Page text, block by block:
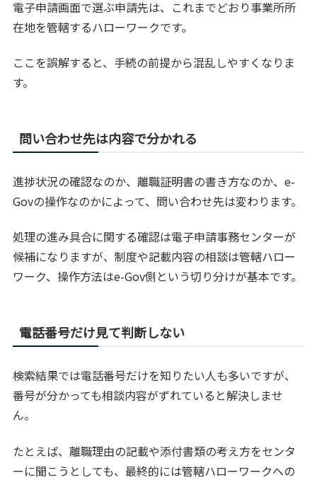
電子申請画面で選ぶ申請先は、これまでどおり事業所所
在地を管轄するハローワークです。
ここを誤解すると、手続の前提から混乱しやすくなりま
す。
問い合わせ先は内容で分かれる
進捗状況の確認なのか、離職証明書の書き方なのか、e-
Govの操作なのかによって、問い合わせ先は変わります。
処理の進み具合に関する確認は電子申請事務センターが
候補になりますが、制度や記載内容の相談は管轄ハロー
ワーク、操作方法はe-Gov側という切り分けが基本です。
電話番号だけ見て判断しない
検索結果では電話番号だけを知りたい人も多いですが、
番号が分かっても相談内容がずれていると解決しませ
ん。
たとえば、離職理由の記載や添付書類の考え方をセンタ
ーに聞こうとしても、最終的には管轄ハローワークへの